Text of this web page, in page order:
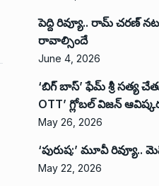
పెద్ది రివ్యూ.. రామ్ చరణ్
రావాల్సిందే
June 4, 2026
‘బిగ్ బాస్’ ఫేమ్ శ్రీ సత్య
OTT’ గ్లోబల్ విజన్
May 26, 2026
‘పురుష:’ మూవీ రివ్యూ..
May 22, 2026